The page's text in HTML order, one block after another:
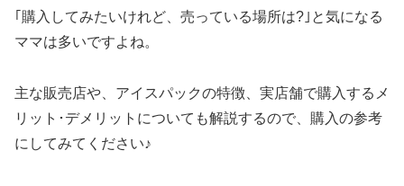
｢購入してみたいけれど、売っている場所は?｣と気になる
ママは多いですよね。
主な販売店や、アイスパックの特徴、実店舗で購入するメ
リット･デメリットについても解説するので、購入の参考
にしてみてください♪